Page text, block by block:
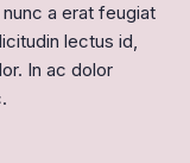
a erat feugiat
lectus id,
In ac dolor